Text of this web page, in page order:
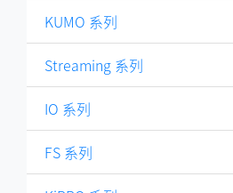
KUMO 系列
Streaming 系列
IO 系列
FS 系列